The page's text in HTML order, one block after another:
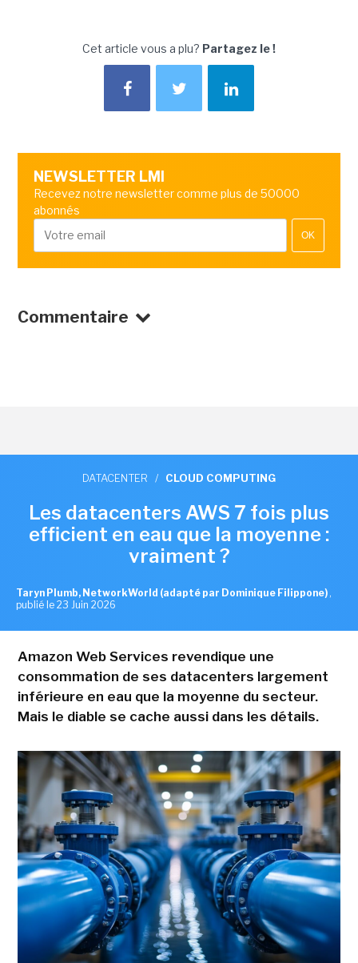
Cet article vous a plu? Partagez le !
NEWSLETTER LMI
Recevez notre newsletter comme plus de 50000
abonnés
OK
Commentaire
DATACENTER / CLOUD COMPUTING
Les datacenters AWS 7 fois plus
efficient en eau que la moyenne :
vraiment ?
Taryn Plumb, NetworkWorld (adapté par Dominique Filippone) ,
publié le 23 Juin 2026
Amazon Web Services revendique une
consommation de ses datacenters largement
inférieure en eau que la moyenne du secteur.
Mais le diable se cache aussi dans les détails.